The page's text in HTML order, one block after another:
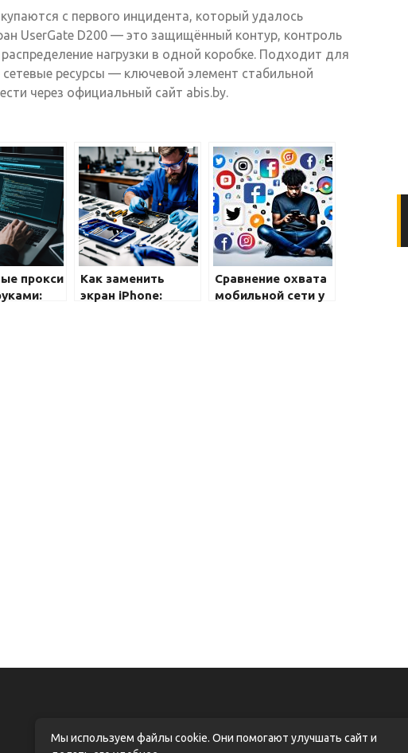
с первого инцидента, который удалось
UserGate D200 — это защищённый контур, контроль
нагрузки в одной коробке. Подходит для
сетевые ресурсы — ключевой элемент стабильной
через официальный сайт abis.by.
прокси
Как заменить
экран iPhone:
Сравнение охвата
мобильной сети у
Мы используем файлы cookie. Они помогают улучшать сайт и